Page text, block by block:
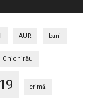
AUR bani
Chichirău
crimă